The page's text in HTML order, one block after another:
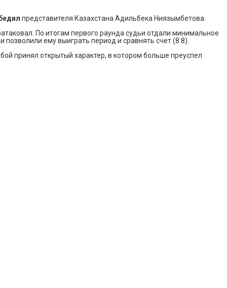
представителя Казахстана Адильбека Ниязымбетова.
По итогам первого раунда судьи отдали минимальное
ему выиграть период и сравнять счет (8:8).
принял открытый характер, в котором больше преуспел